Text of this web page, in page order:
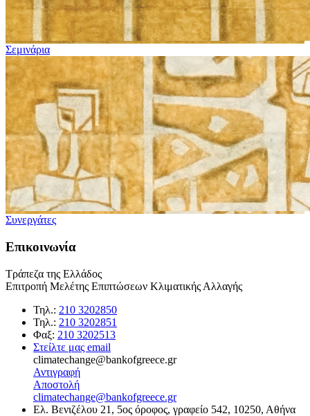
Σεμινάρια
Συνεργάτες
Επικοινωνία
Τράπεζα της Ελλάδος
Επιτροπή Μελέτης Επιπτώσεων Κλιματικής Αλλαγής
Τηλ.: 210 3202850
Τηλ.: 210 3202851
Φαξ: 210 3202513
Στείλτε μας email
climatechange@bankofgreece.gr
Αντιγραφή
Αποστολή
climatechange@bankofgreece.gr
Ελ. Βενιζέλου 21, 5ος όροφος, γραφείο 542, 10250, Αθήνα